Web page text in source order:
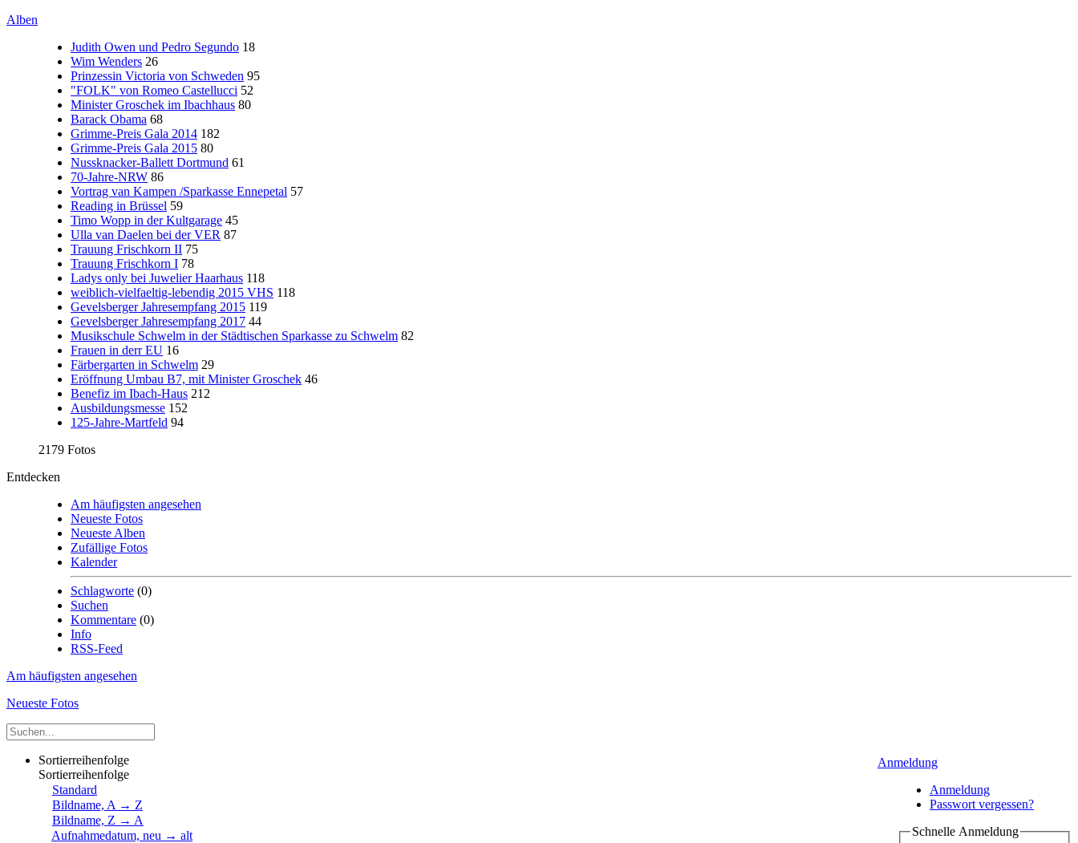
Alben
Judith Owen und Pedro Segundo 18
Wim Wenders 26
Prinzessin Victoria von Schweden 95
"FOLK" von Romeo Castellucci 52
Minister Groschek im Ibachhaus 80
Barack Obama 68
Grimme-Preis Gala 2014 182
Grimme-Preis Gala 2015 80
Nussknacker-Ballett Dortmund 61
70-Jahre-NRW 86
Vortrag van Kampen /Sparkasse Ennepetal 57
Reading in Brüssel 59
Timo Wopp in der Kultgarage 45
Ulla van Daelen bei der VER 87
Trauung Frischkorn II 75
Trauung Frischkorn I 78
Ladys only bei Juwelier Haarhaus 118
weiblich-vielfaeltig-lebendig 2015 VHS 118
Gevelsberger Jahresempfang 2015 119
Gevelsberger Jahresempfang 2017 44
Musikschule Schwelm in der Städtischen Sparkasse zu Schwelm 82
Frauen in derr EU 16
Färbergarten in Schwelm 29
Eröffnung Umbau B7, mit Minister Groschek 46
Benefiz im Ibach-Haus 212
Ausbildungsmesse 152
125-Jahre-Martfeld 94
2179 Fotos
Entdecken
Am häufigsten angesehen
Neueste Fotos
Neueste Alben
Zufällige Fotos
Kalender
Schlagworte (0)
Suchen
Kommentare (0)
Info
RSS-Feed
Am häufigsten angesehen
Neueste Fotos
Anmeldung
Anmeldung
Passwort vergessen?
Schnelle Anmeldung
Sortierreihenfolge
Sortierreihenfolge
Standard
Bildname, A → Z
Bildname, Z → A
Aufnahmedatum, neu → alt